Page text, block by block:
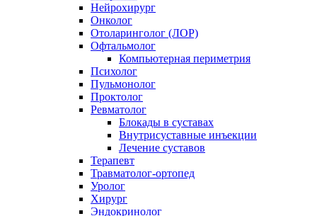
Нейрохирург
Онколог
Отоларинголог (ЛОР)
Офтальмолог
Компьютерная периметрия
Психолог
Пульмонолог
Проктолог
Ревматолог
Блокады в суставах
Внутрисуставные инъекции
Лечение суставов
Терапевт
Травматолог-ортопед
Уролог
Хирург
Эндокринолог